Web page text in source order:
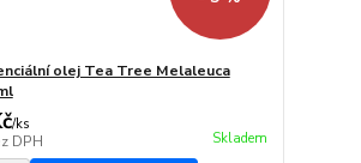
olej Tea Tree Melaleuca
/ks
DPH Skladem